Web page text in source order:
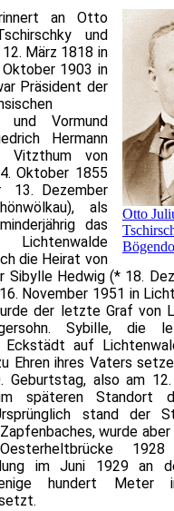
Otto
an Otto
und
März 1818 in
1903 in
Präsident der
und Vormund
Hermann
Vitzthum von
Oktober 1855
13. Dezember
als
das
die Heirat von
Hedwig (* 18.
November 1951 in
der letzte Graf von
Sybille, die
Eckstädt auf
Ehren ihres Vaters
Geburtstag, also am
späteren Standort
stand der
wurde
im Juni 1929 an
hundert Meter